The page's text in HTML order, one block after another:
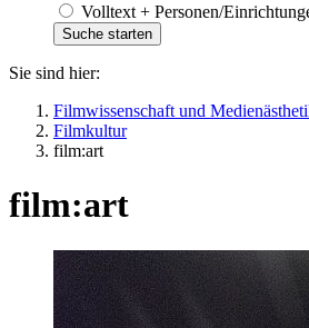
Volltext + Personen/
Sie sind hier:
Filmwissenschaft und
Filmkultur
film:art
film:art